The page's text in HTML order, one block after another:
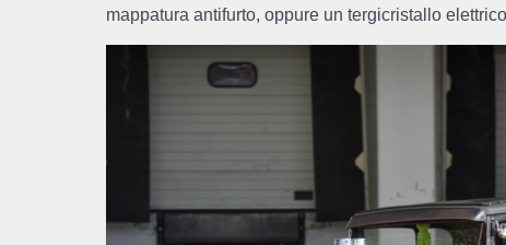
mappatura antifurto, oppure un tergicristallo